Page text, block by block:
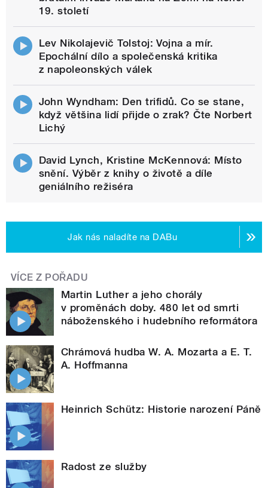
19. století
Lev Nikolajevič Tolstoj: Vojna a mír.
Epochální dílo a společenská kritika
z napoleonských válek
John Wyndham: Den trifidů. Co se stane,
když většina lidí přijde o zrak? Čte Norbert
Lichý
David Lynch, Kristine McKennová: Místo
snění. Výběr z knihy o životě a díle
geniálního režiséra
Jak nás naladíte na DABu
VÍCE Z POŘADU
Martin Luther a jeho chorály
v proměnách doby. 480 let od smrti
náboženského i hudebního reformátora
Chrámová hudba W. A. Mozarta a E. T.
A. Hoffmanna
Heinrich Schütz: Historie narození Páně
Radost ze služby